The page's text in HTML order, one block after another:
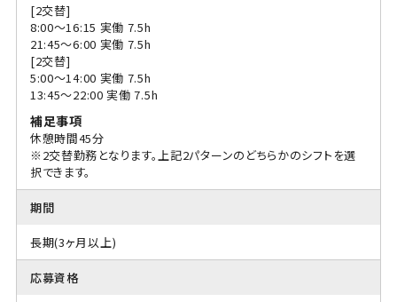
[2交替]
8:00〜16:15 実働 7.5h
21:45〜6:00 実働 7.5h
[2交替]
5:00〜14:00 実働 7.5h
13:45〜22:00 実働 7.5h
補足事項
休憩時間45分
※2交替勤務となります。上記2パターンのどちらかのシフトを選
択できます。
期間
長期(3ヶ月以上)
応募資格